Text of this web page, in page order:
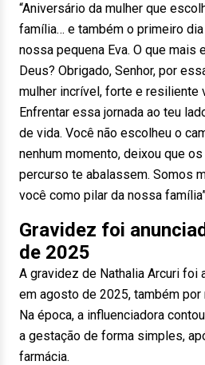
“Aniversário da mulher que
família… e também o primeiro
nossa pequena Eva. O que mais
Deus? Obrigado, Senhor, por
mulher incrível, forte e resiliente
Enfrentar essa jornada ao teu
de vida. Você não escolheu o
nenhum momento, deixou que
percurso te abalassem. Somos
você como pilar da nossa
Gravidez foi
de 2025
A gravidez de Nathalia Arcuri foi
em agosto de 2025, também
Na época, a influenciadora
a gestação de forma simples,
farmácia.